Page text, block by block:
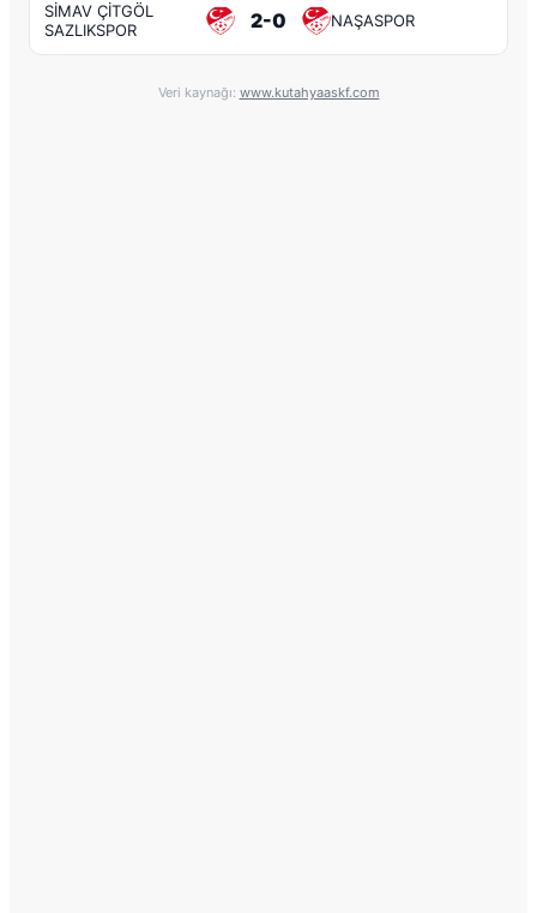
SİMAV ÇİTGÖL
SAZLIKSPOR
2-0 NAŞASPOR
Veri kaynağı: www.kutahyaaskf.com